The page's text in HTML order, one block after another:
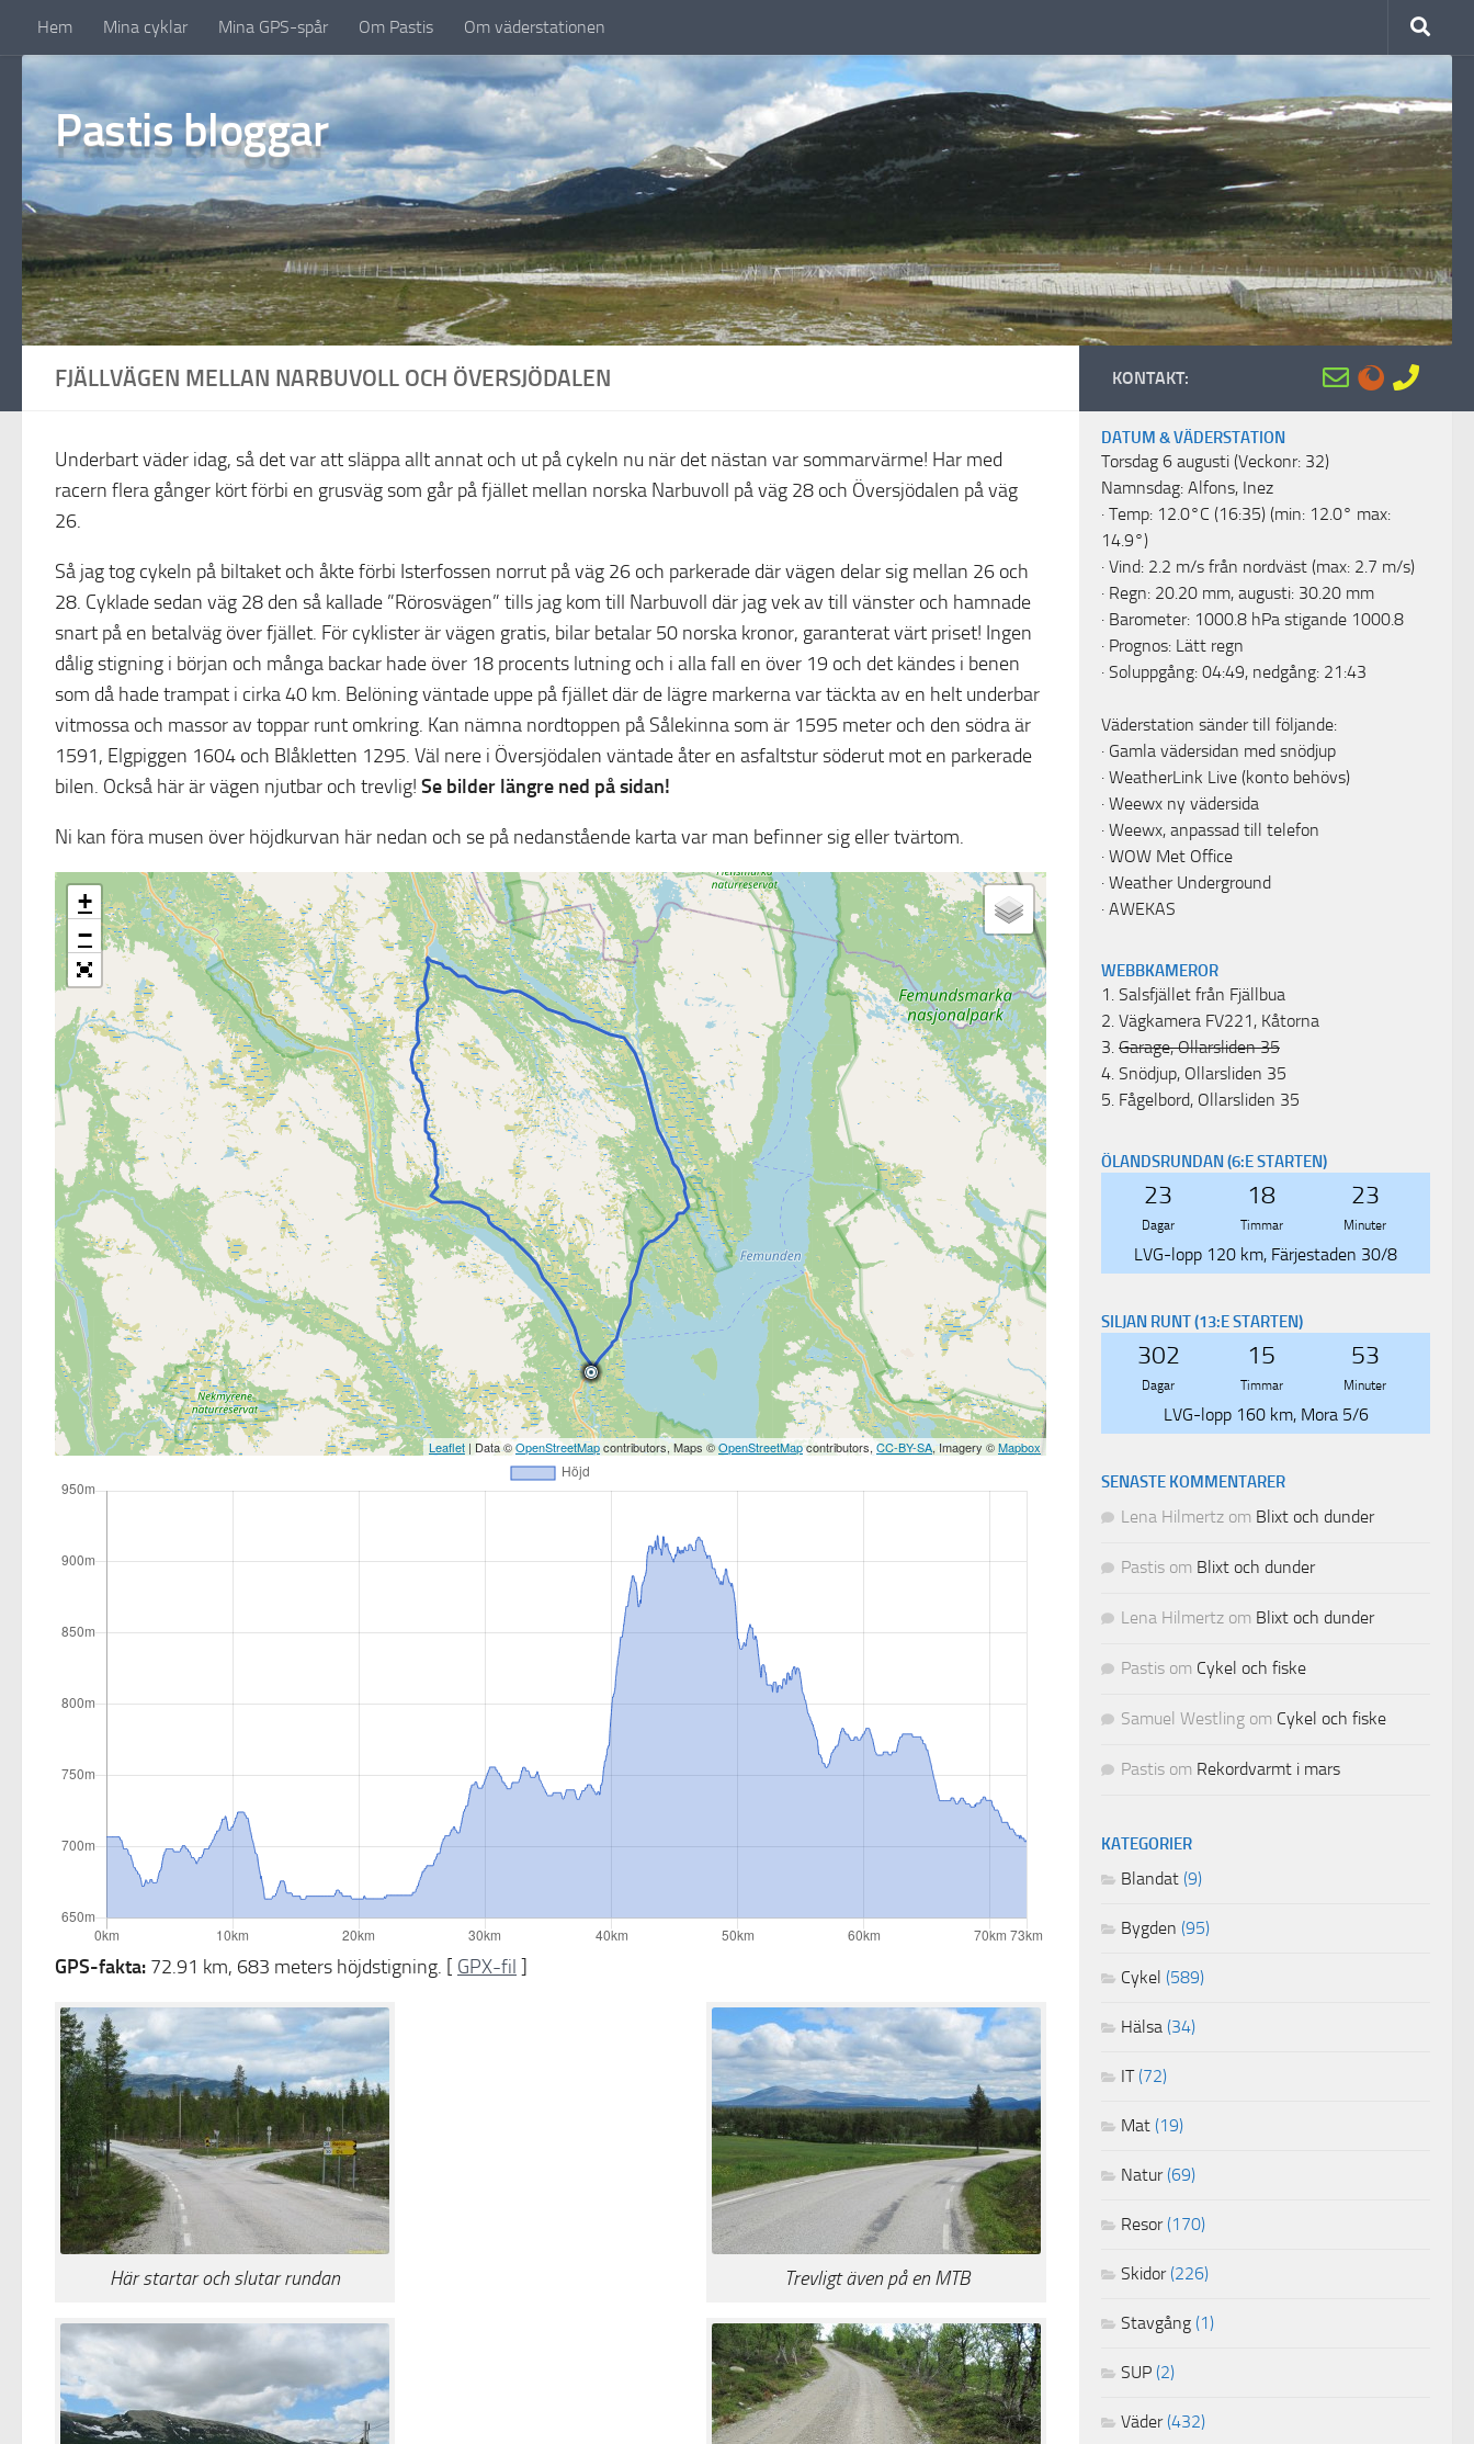
Under innehåll
Hem Mina cyklar Mina GPS-spår Om Pastis Om väderstationen
Pastis bloggar
FJÄLLVÄGEN MELLAN NARBUVOLL OCH ÖVERSJÖDALEN
Underbart väder idag, så det var att släppa allt annat och ut på cykeln nu när det nästan var sommarvärme! Har med
racern flera gånger kört förbi en grusväg som går på fjället mellan norska Narbuvoll på väg 28 och Översjödalen på väg
26.
Så jag tog cykeln på biltaket och åkte förbi Isterfossen norrut på väg 26 och parkerade där vägen delar sig mellan 26 och
28. Cyklade sedan väg 28 den så kallade ”Rörosvägen” tills jag kom till Narbuvoll där jag vek av till vänster och hamnade
snart på en betalväg över fjället. För cyklister är vägen gratis, bilar betalar 50 norska kronor, garanterat värt priset! Ingen
dålig stigning i början och många backar hade över 18 procents lutning och i alla fall en över 19 och det kändes i benen
som då hade trampat i cirka 40 km. Belöning väntade uppe på fjället där de lägre markerna var täckta av en helt underbar
vitmossa och massor av toppar runt omkring. Kan nämna nordtoppen på Sålekinna som är 1595 meter och den södra är
1591, Elgpiggen 1604 och Blåkletten 1295. Väl nere i Översjödalen väntade åter en asfaltstur söderut mot en parkerade
bilen. Också här är vägen njutbar och trevlig! Se bilder längre ned på sidan!
Ni kan föra musen över höjdkurvan här nedan och se på nedanstående karta var man befinner sig eller tvärtom.
+
−
Leaflet | Data ©OpenStreetMapcontributors, Maps ©OpenStreetMapcontributors, CC-BY-SA, Imagery ©Mapbox
GPS-fakta: 72.91 km, 683 meters höjdstigning. [ GPX-fil ]
Här startar och slutar rundan Trevligt även på en MTB
KONTAKT:
DATUM & VÄDERSTATION
Torsdag 6 augusti (Veckonr: 32)
Namnsdag: Alfons, Inez
· Temp: 12.0°C (16:35) (min: 12.0° max:
14.9°)
· Vind: 2.2 m/s från nordväst (max: 2.7 m/s)
· Regn: 20.20 mm, augusti: 30.20 mm
· Barometer: 1000.8 hPa stigande 1000.8
· Prognos: Lätt regn
· Soluppgång: 04:49, nedgång: 21:43
Väderstation sänder till följande:
· Gamla vädersidan med snödjup
· WeatherLink Live (konto behövs)
· Weewx ny vädersida
· Weewx, anpassad till telefon
· WOW Met Office
· Weather Underground
· AWEKAS
WEBBKAMEROR
1. Salsfjället från Fjällbua
2. Vägkamera FV221, Kåtorna
3. Garage, Ollarsliden 35
4. Snödjup, Ollarsliden 35
5. Fågelbord, Ollarsliden 35
ÖLANDSRUNDAN (6:E STARTEN)
23
Dagar
18
Timmar
23
Minuter
LVG-lopp 120 km, Färjestaden 30/8
SILJAN RUNT (13:E STARTEN)
302
Dagar
15
Timmar
53
Minuter
LVG-lopp 160 km, Mora 5/6
SENASTE KOMMENTARER
Lena Hilmertz om Blixt och dunder
Pastis om Blixt och dunder
Lena Hilmertz om Blixt och dunder
Pastis om Cykel och fiske
Samuel Westling om Cykel och fiske
Pastis om Rekordvarmt i mars
KATEGORIER
Blandat (9)
Bygden (95)
Cykel (589)
Hälsa (34)
IT(72)
Mat (19)
Natur(69)
Resor(170)
Skidor(226)
Stavgång (1)
SUP (2)
Väder(432)